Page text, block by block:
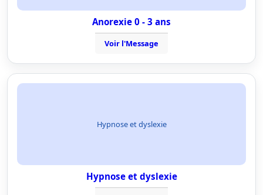
Anorexie 0 - 3 ans
Voir l'Message
Hypnose et dyslexie
Hypnose et dyslexie